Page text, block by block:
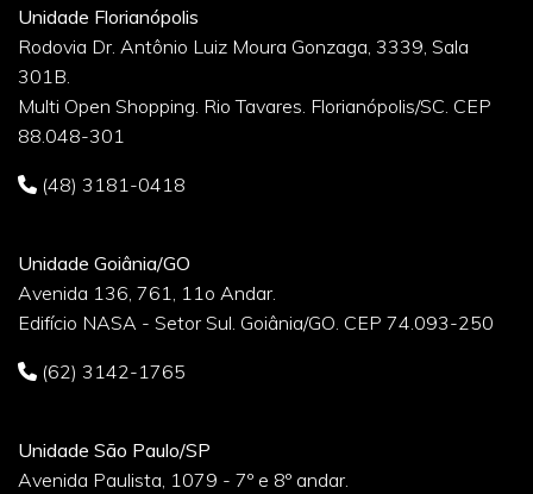
Unidade Florianópolis
Rodovia Dr. Antônio Luiz Moura Gonzaga, 3339, Sala
301B.
Multi Open Shopping. Rio Tavares. Florianópolis/SC. CEP
88.048-301
(48) 3181-0418
Unidade Goiânia/GO
Avenida 136, 761, 11o Andar.
Edifício NASA - Setor Sul. Goiânia/GO. CEP 74.093-250
(62) 3142-1765
Unidade São Paulo/SP
Avenida Paulista, 1079 - 7º e 8º andar.